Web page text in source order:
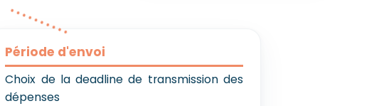
Période d'envoi
Choix de la deadline de transmission des
dépenses